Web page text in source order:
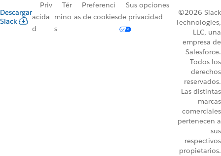
Descargar
Slack
Priv
acida
d
Tér
mino
s
Preferenci
as de cookies
Sus opciones
de privacidad
©2026 Slack
Technologies,
LLC, una
empresa de
Salesforce.
Todos los
derechos
reservados.
Las distintas
marcas
comerciales
pertenecen a
sus
respectivos
propietarios.